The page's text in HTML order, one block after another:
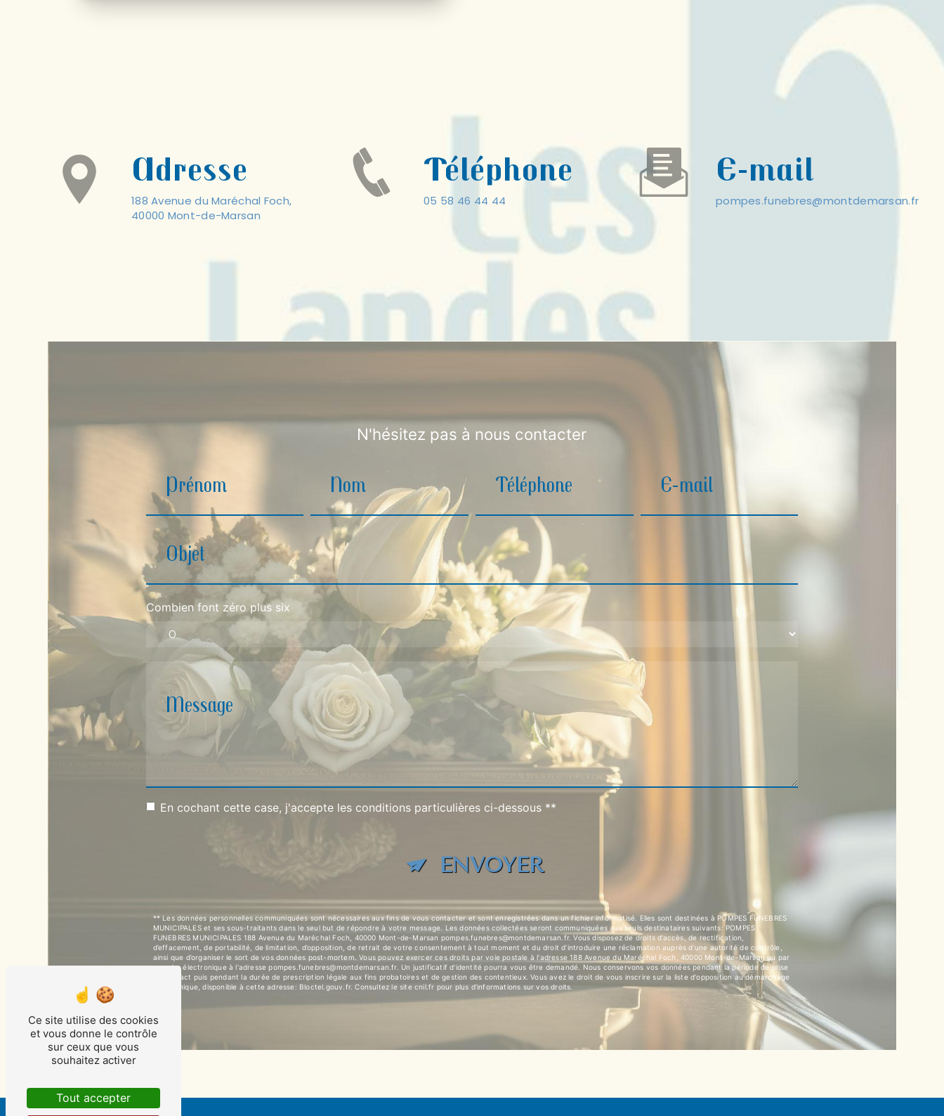
Adresse
188 Avenue du Maréchal Foch,
40000 Mont-de-Marsan
Téléphone
05 58 46 44 44
E-mail
pompes.funebres@montdemarsan.fr
N'hésitez pas à nous contacter
Combien font zéro plus six
En cochant cette case, j'accepte les conditions particulières ci-dessous **
ENVOYER
** Les données personnelles communiquées sont nécessaires aux fins de vous contacter et sont enregistrées dans un fichier informatisé. Elles sont destinées à POMPES FUNEBRES
MUNICIPALES et ses sous-traitants dans le seul but de répondre à votre message. Les données collectées seront communiquées aux seuls destinataires suivants: POMPES
FUNEBRES MUNICIPALES 188 Avenue du Maréchal Foch, 40000 Mont-de-Marsan pompes.funebres@montdemarsan.fr. Vous disposez de droits d’accès, de rectification,
d’effacement, de portabilité, de limitation, d’opposition, de retrait de votre consentement à tout moment et du droit d’introduire une réclamation auprès d’une autorité de contrôle,
ainsi que d’organiser le sort de vos données post-mortem. Vous pouvez exercer ces droits par voie postale à l'adresse 188 Avenue du Maréchal Foch, 40000 Mont-de-Marsan ou par
courrier électronique à l'adresse pompes.funebres@montdemarsan.fr. Un justificatif d'identité pourra vous être demandé. Nous conservons vos données pendant la période de prise
de contact puis pendant la durée de prescription légale aux fins probatoires et de gestion des contentieux. Vous avez le droit de vous inscrire sur la liste d'opposition au démarchage
téléphonique, disponible à cette adresse: Bloctel.gouv.fr. Consultez le site cnil.fr pour plus d’informations sur vos droits.
Ce site utilise des cookies
et vous donne le contrôle
sur ceux que vous
souhaitez activer
Tout accepter